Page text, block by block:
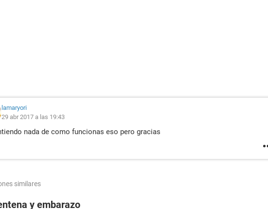
lamaryori
29 abr 2017 a las 19:43
nada de como funcionas eso pero gracias
similares
y embarazo